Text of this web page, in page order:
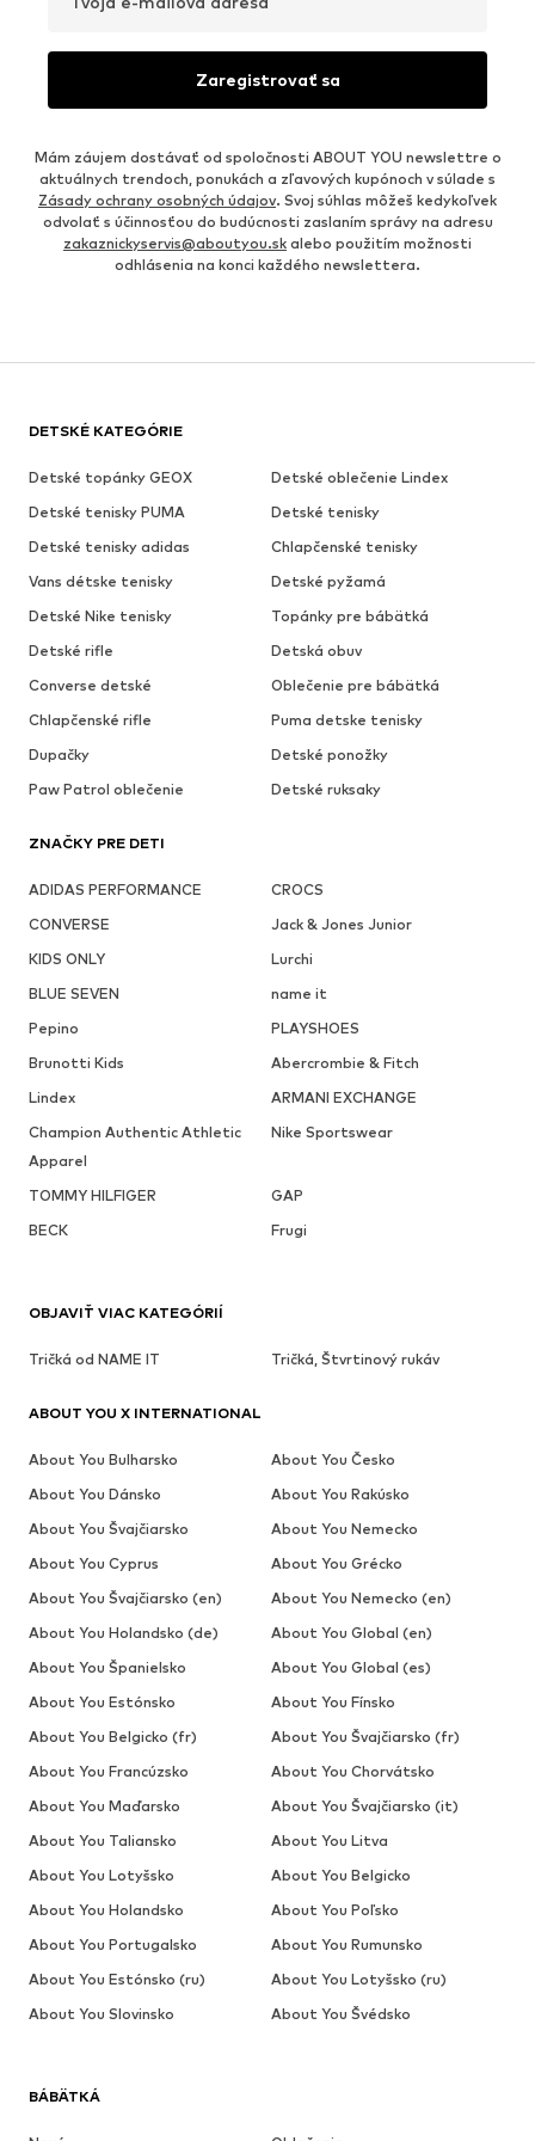
Zaregistrovať sa
Mám záujem dostávať od spoločnosti ABOUT YOU newslettre o
aktuálnych trendoch, ponukách a zľavových kupónoch v súlade s
Zásady ochrany osobných údajov. Svoj súhlas môžeš kedykoľvek
odvolať s účinnosťou do budúcnosti zaslaním správy na adresu
zakaznickyservis@aboutyou.sk alebo použitím možnosti
odhlásenia na konci každého newslettera.
DETSKÉ KATEGÓRIE
Detské topánky GEOX
Detské oblečenie Lindex
Detské tenisky PUMA
Detské tenisky
Detské tenisky adidas
Chlapčenské tenisky
Vans détske tenisky
Detské pyžamá
Detské Nike tenisky
Topánky pre bábätká
Detské rifle
Detská obuv
Converse detské
Oblečenie pre bábätká
Chlapčenské rifle
Puma detske tenisky
Dupačky
Detské ponožky
Paw Patrol oblečenie
Detské ruksaky
ZNAČKY PRE DETI
ADIDAS PERFORMANCE
CROCS
CONVERSE
Jack & Jones Junior
KIDS ONLY
Lurchi
BLUE SEVEN
name it
Pepino
PLAYSHOES
Brunotti Kids
Abercrombie & Fitch
Lindex
ARMANI EXCHANGE
Champion Authentic Athletic
Apparel
Nike Sportswear
TOMMY HILFIGER
GAP
BECK
Frugi
BÁBÄTKÁ
OBJAVIŤ VIAC KATEGÓRIÍ
Tričká od NAME IT Tričká, Štvrtinový rukáv
ABOUT YOU X INTERNATIONAL
About You Bulharsko
About You Česko
About You Dánsko
About You Rakúsko
About You Švajčiarsko
About You Nemecko
About You Cyprus
About You Grécko
About You Švajčiarsko (en)
About You Nemecko (en)
About You Holandsko (de)
About You Global (en)
About You Španielsko
About You Global (es)
About You Estónsko
About You Fínsko
About You Belgicko (fr)
About You Švajčiarsko (fr)
About You Francúzsko
About You Chorvátsko
About You Maďarsko
About You Švajčiarsko (it)
About You Taliansko
About You Litva
About You Lotyšsko
About You Belgicko
About You Holandsko
About You Poľsko
About You Portugalsko
About You Rumunsko
About You Estónsko (ru)
About You Lotyšsko (ru)
About You Slovinsko
About You Švédsko